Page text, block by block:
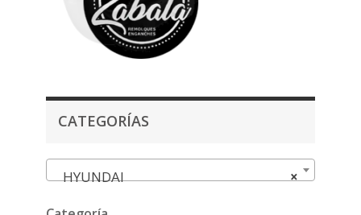
CATEGORÍAS
×
HYUNDAI